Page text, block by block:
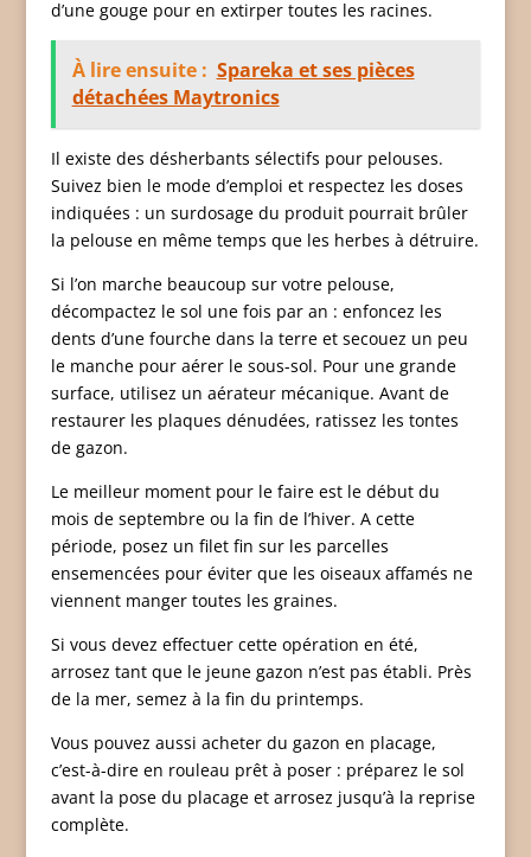
d’une gouge pour en extirper toutes les racines.
À lire ensuite : Spareka et ses pièces
détachées Maytronics
Il existe des désherbants sélectifs pour pelouses.
Suivez bien le mode d’emploi et respectez les doses
indiquées : un surdosage du produit pourrait brûler
la pelouse en même temps que les herbes à détruire.
Si l’on marche beaucoup sur votre pelouse,
décompactez le sol une fois par an : enfoncez les
dents d’une fourche dans la terre et secouez un peu
le manche pour aérer le sous-sol. Pour une grande
surface, utilisez un aérateur mécanique. Avant de
restaurer les plaques dénudées, ratissez les tontes
de gazon.
Le meilleur moment pour le faire est le début du
mois de septembre ou la fin de l’hiver. A cette
période, posez un filet fin sur les parcelles
ensemencées pour éviter que les oiseaux affamés ne
viennent manger toutes les graines.
Si vous devez effectuer cette opération en été,
arrosez tant que le jeune gazon n’est pas établi. Près
de la mer, semez à la fin du printemps.
Vous pouvez aussi acheter du gazon en placage,
c’est-à-dire en rouleau prêt à poser : préparez le sol
avant la pose du placage et arrosez jusqu’à la reprise
complète.